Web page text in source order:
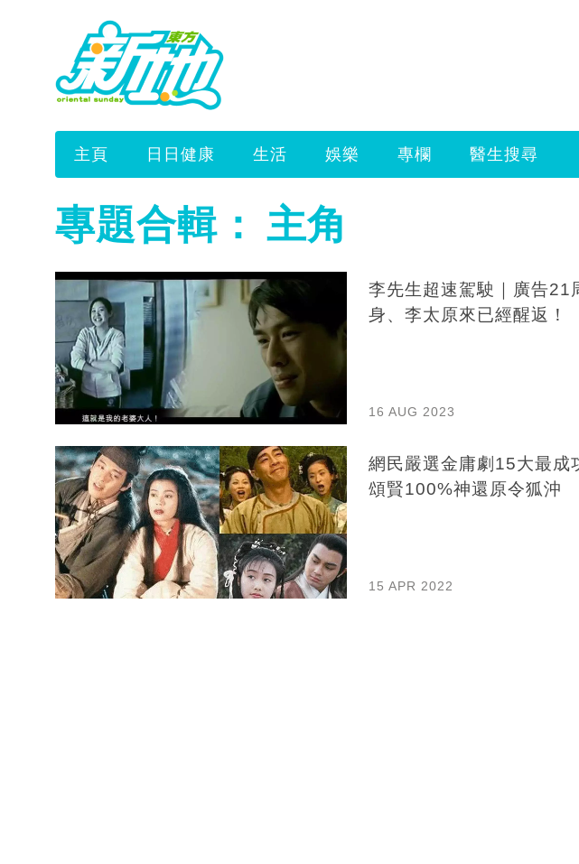
主頁 日日健康 生活 娛樂 專欄 醫生搜尋
專題合輯： 主角
李先生超速駕駛｜廣告
身、李太原來已經醒返！
16 AUG 2023
網民嚴選金庸劇15大最成
頌賢100%神還原令狐沖
15 APR 2022